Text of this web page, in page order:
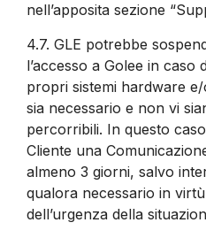
nell’apposita sezione
4.7. GLE potrebbe
l’accesso a Golee in caso
propri sistemi hardware
sia necessario e non vi
percorribili. In questo
Cliente una
almeno 3 giorni, salvo
qualora necessario in
dell’urgenza della